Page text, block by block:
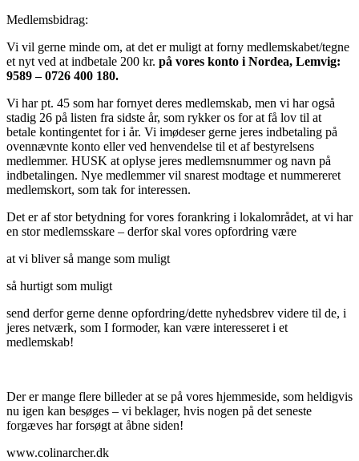
Medlemsbidrag:
Vi vil gerne minde om, at det er muligt at forny medlemskabet/tegne
et nyt ved at indbetale 200 kr. på vores konto i Nordea, Lemvig:
9589 – 0726 400 180.
Vi har pt. 45 som har fornyet deres medlemskab, men vi har også
stadig 26 på listen fra sidste år, som rykker os for at få lov til at
betale kontingentet for i år. Vi imødeser gerne jeres indbetaling på
ovennævnte konto eller ved henvendelse til et af besty­relsens
medlemmer. HUSK at oplyse jeres medlemsnummer og navn på
indbetalin­gen. Nye medlemmer vil snarest modtage et nummereret
medlemskort, som tak for interessen.
Det er af stor betydning for vores forankring i lokalområdet, at vi har
en stor med­lems­skare – derfor skal vores opfordring være
at vi bliver så mange som muligt
så hurtigt som muligt
send derfor gerne denne opfordring/dette nyhedsbrev videre til de, i
jeres netværk, som I formoder, kan være interesseret i et
medlemskab!
Der er mange flere billeder at se på vores hjemmeside, som heldigvis
nu igen kan besøges – vi beklager, hvis nogen på det seneste
forgæves har forsøgt at åbne siden!
www.colinarcher.dk